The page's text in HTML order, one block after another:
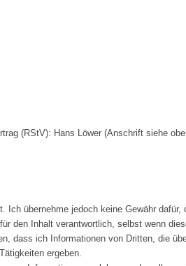
(RStV): Hans Löwer (Anschrift siehe
übernehme jedoch keine Gewähr
den Inhalt verantwortlich, selbst wenn
dass ich Informationen von Dritten, die
ergeben.